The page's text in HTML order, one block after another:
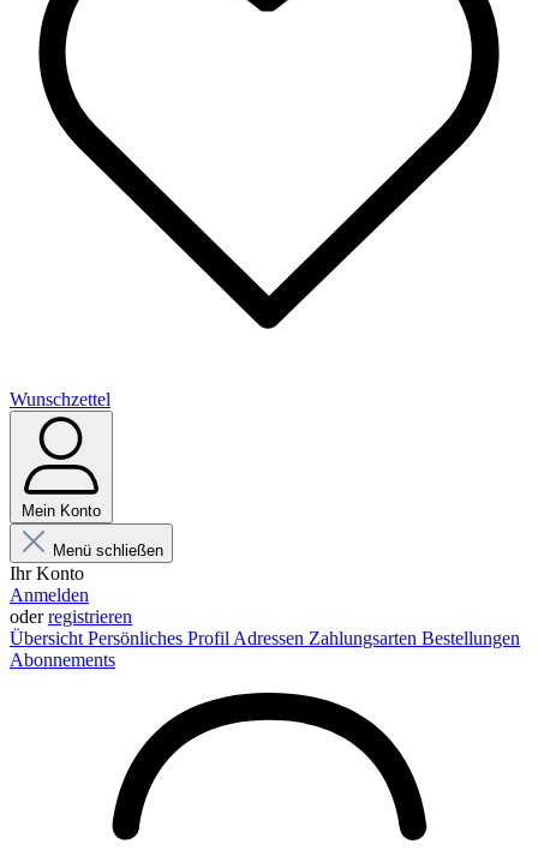
Wunschzettel
Mein Konto
Menü schließen
Ihr Konto
Anmelden
oderregistrieren
Übersicht Persönliches Profil Adressen Zahlungsarten Bestellungen
Abonnements